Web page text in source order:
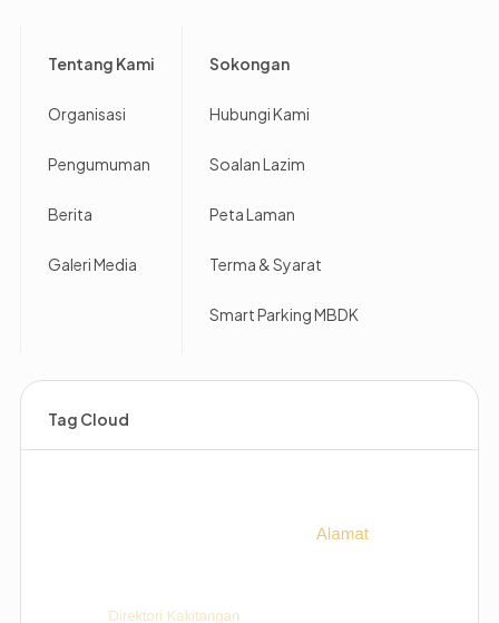
Tentang Kami
Organisasi
Pengumuman
Berita
Galeri Media
Sokongan
Hubungi Kami
Soalan Lazim
Peta Laman
Terma & Syarat
Smart Parking MBDK
Tag Cloud